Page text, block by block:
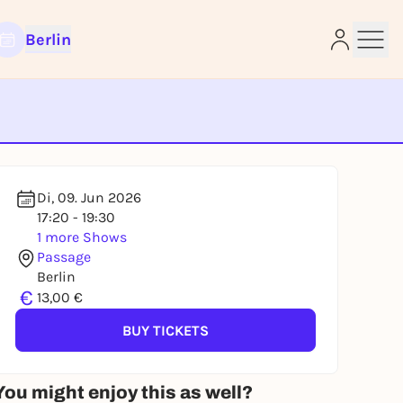
Berlin
Di, 09. Jun 2026
17:20 - 19:30
1 more Shows
Passage
Berlin
€ 13,00 €
BUY TICKETS
might enjoy this as well?